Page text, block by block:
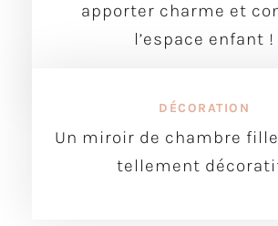
apporter charme et
l’espace enfant !
DÉCORATION
Un miroir de chambre
tellement